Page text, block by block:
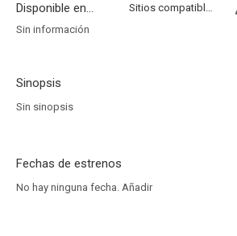
Disponible en...
Sitios compatibles
Sin información
Sinopsis
Sin sinopsis
Fechas de estrenos
No hay ninguna fecha. Añadir